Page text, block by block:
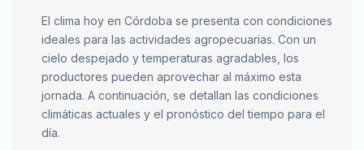
El clima hoy en Córdoba se presenta con condiciones
ideales para las actividades agropecuarias. Con un
cielo despejado y temperaturas agradables, los
productores pueden aprovechar al máximo esta
jornada. A continuación, se detallan las condiciones
climáticas actuales y el pronóstico del tiempo para el
día.